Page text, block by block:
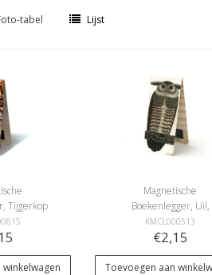
tabel Lijst
Tijgerkop
Magnetische
Boekenlegger, Uil,
Illustratie
KMCL000513
€2,15
Toevoegen aan